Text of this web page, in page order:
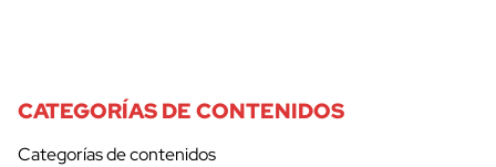
CATEGORÍAS DE CONTENIDOS
Categorías de contenidos